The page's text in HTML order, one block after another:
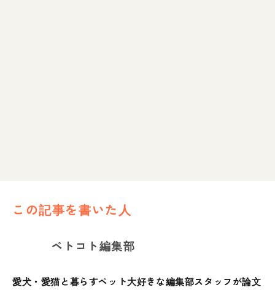
この記事を書いた人
ペトコト編集部
愛犬・愛猫と暮らすペット大好きな編集部スタッフが論文